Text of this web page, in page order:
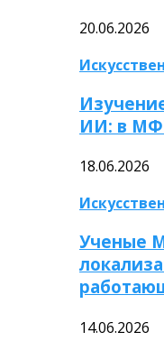
20.06.2026
ИИ: в
18.06.2026
Ученые
14.06.2026